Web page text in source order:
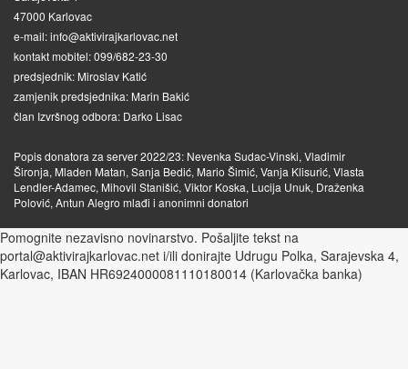
47000 Karlovac
e-mail: info@aktivirajkarlovac.net
kontakt mobitel: 099/682-23-30
predsjednik: Miroslav Katić
zamjenik predsjednika: Marin Bakić
član Izvršnog odbora: Darko Lisac
Popis donatora za server 2022/23: Nevenka Sudac-Vinski, Vladimir
Šironja, Mladen Matan, Sanja Bedić, Mario Šimić, Vanja Klisurić, Vlasta
Lendler-Adamec, Mihovil Stanišić, Viktor Koska, Lucija Unuk, Draženka
Polović, Antun Alegro mlađi i anonimni donatori
Pomognite nezavisno novinarstvo. Pošaljite tekst na
portal@aktivirajkarlovac.net i/ili donirajte Udrugu Polka, Sarajevska 4,
Karlovac, IBAN HR6924000081110180014 (Karlovačka banka)